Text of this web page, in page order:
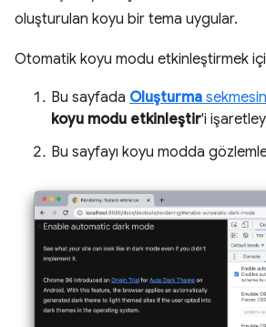
oluşturulan koyu bir tema uygular.
Otomatik koyu modu etkinleştirmek
Bu sayfada Oluşturma
koyu modu etkinleştir'i
Bu sayfayı koyu modda